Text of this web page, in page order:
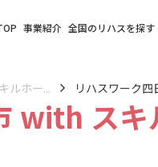
ルホー... リハスワーク
with ス
事業紹介 全国のリハスを探す
甲信越エリア
北陸エリア